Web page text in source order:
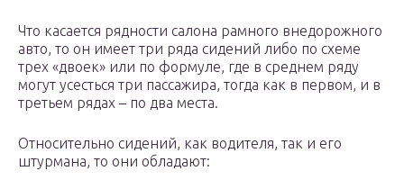
Что касается рядности салона рамного внедорожного
авто, то он имеет три ряда сидений либо по схеме
трех «двоек» или по формуле, где в среднем ряду
могут усесться три пассажира, тогда как в первом, и в
третьем рядах – по два места.
Относительно сидений, как водителя, так и его
штурмана, то они обладают: